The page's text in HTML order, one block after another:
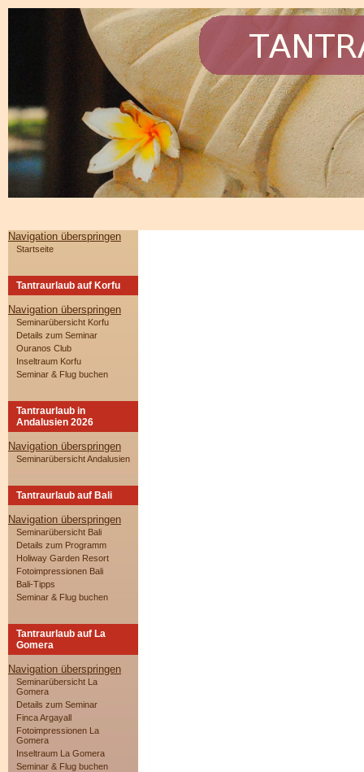
Navigation überspringen
Startseite
Tantraurlaub auf Korfu
Navigation überspringen
Seminarübersicht Korfu
Details zum Seminar
Ouranos Club
Inseltraum Korfu
Seminar & Flug buchen
Tantraurlaub in
Andalusien 2026
Navigation überspringen
Seminarübersicht Andalusien
Tantraurlaub auf Bali
Navigation überspringen
Seminarübersicht Bali
Details zum Programm
Holiway Garden Resort
Fotoimpressionen Bali
Bali-Tipps
Seminar & Flug buchen
Tantraurlaub auf La
Gomera
Navigation überspringen
Seminarübersicht La
Gomera
Details zum Seminar
Finca Argayall
Fotoimpressionen La
Gomera
Inseltraum La Gomera
Seminar & Flug buchen